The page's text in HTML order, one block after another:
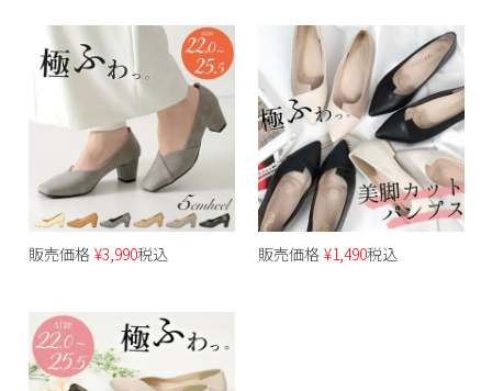
販売価格 ¥3,990税込 販売価格 ¥1,490税込